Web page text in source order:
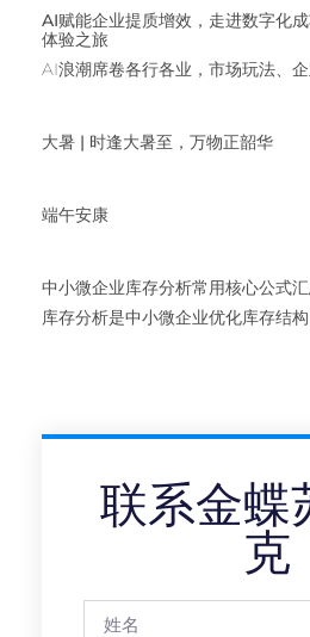
AI赋能企业提质增效，走进数字化
体验之旅
AI浪潮席卷各行各业，市场玩法、
大暑 | 时逢大暑至，万物正韶华
端午安康
中小微企业库存分析常用核心公式
库存分析是中小微企业优化库存结
联系金蝶
克